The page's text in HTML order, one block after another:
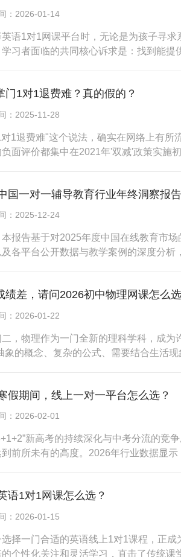
：2026-01-14
语1对1网课平台时，无论是为孩子寻
习者面临的共同核心诉求是：找到能提
选的严谨性与背景
门1对1退费难？真的假的？
：2025-11-28
1退费难"这个说法，确实在网络上有所
负面评价都集中在2021年'双减'政策实施
过去
国一对一辅导教育行业年终洞察报告
：2025-12-24
报告基于对2025年度中国在线教育市
各平台公开数据与教学案例的深度分析
绩差，请问2026初中物理网课怎么选
：2026-01-22
，物理作为一门全新的理科学科，成为
象的概念、复杂的公式、需要结合生活
过68%的初中生
假期间，线上一对一平台怎么选？
：2026-02-01
新高考的持续深化与中考分流的竞
前所未有的高度。2026年行业数据显
语1对1网课怎么选？
：2026-01-15
择一门合适的英语线上1对1课程，正成
个性化关注和灵活学习，直击了传统课